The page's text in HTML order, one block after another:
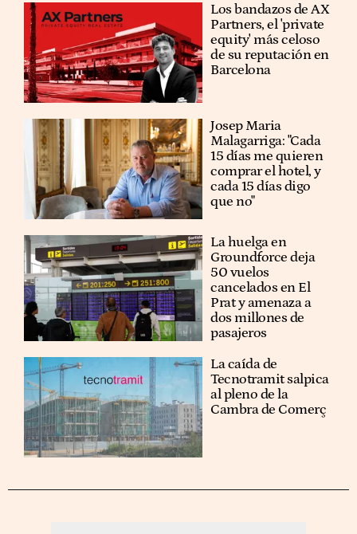
Los bandazos de AX
Partners, el 'private
equity' más celoso
de su reputación en
Barcelona
​​Josep Maria
Malagarriga: "Cada
15 días me quieren
comprar el hotel, y
cada 15 días digo
que no"
La huelga en
Groundforce deja
50 vuelos
cancelados en El
Prat y amenaza a
dos millones de
pasajeros
La caída de
Tecnotramit salpica
al pleno de la
Cambra de Comerç